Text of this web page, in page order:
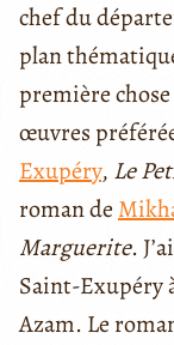
chef du
plan
première chose
œuvres
Exupéry, Le
roman de
Marguerite.
Saint-Exupéry
Azam. Le